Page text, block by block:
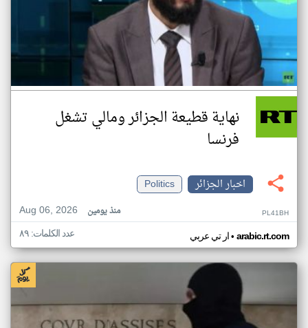
نهاية قطيعة الجزائر ومالي تشغل
فرنسا
اخبار الجزائر
Politics
Aug 06, 2026
منذ يومين PL41BH
ار تي عربي• arabic.rt.com عدد الكلمات: ٨٩